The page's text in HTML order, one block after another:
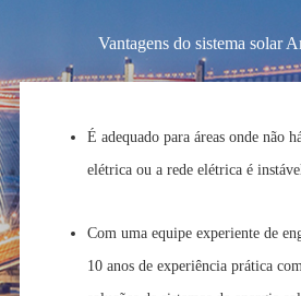
Vantagens do sistema solar
É adequado para áreas onde não
elétrica ou a rede elétrica é
Com uma equipe experiente de
10 anos de experiência prática